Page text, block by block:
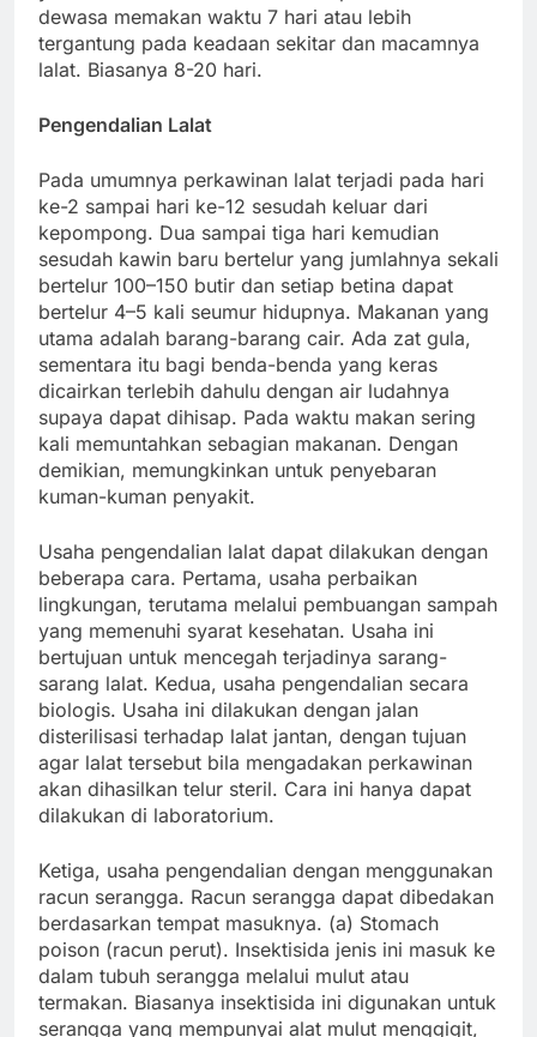
dewasa memakan waktu 7 hari atau lebih
tergantung pada keadaan sekitar dan macamnya
lalat. Biasanya 8-20 hari.
Pengendalian Lalat
Pada umumnya perkawinan lalat terjadi pada hari
ke-2 sampai hari ke-12 sesudah keluar dari
kepompong. Dua sampai tiga hari kemudian
sesudah kawin baru bertelur yang jumlahnya sekali
bertelur 100–150 butir dan setiap betina dapat
bertelur 4–5 kali seumur hidupnya. Makanan yang
utama adalah barang-barang cair. Ada zat gula,
sementara itu bagi benda-benda yang keras
dicairkan terlebih dahulu dengan air ludahnya
supaya dapat dihisap. Pada waktu makan sering
kali memuntahkan sebagian makanan. Dengan
demikian, memungkinkan untuk penyebaran
kuman-kuman penyakit.
Usaha pengendalian lalat dapat dilakukan dengan
beberapa cara. Pertama, usaha perbaikan
lingkungan, terutama melalui pembuangan sampah
yang memenuhi syarat kesehatan. Usaha ini
bertujuan untuk mencegah terjadinya sarang-
sarang lalat. Kedua, usaha pengendalian secara
biologis. Usaha ini dilakukan dengan jalan
disterilisasi terhadap lalat jantan, dengan tujuan
agar lalat tersebut bila mengadakan perkawinan
akan dihasilkan telur steril. Cara ini hanya dapat
dilakukan di laboratorium.
Ketiga, usaha pengendalian dengan menggunakan
racun serangga. Racun serangga dapat dibedakan
berdasarkan tempat masuknya. (a) Stomach
poison (racun perut). Insektisida jenis ini masuk ke
dalam tubuh serangga melalui mulut atau
termakan. Biasanya insektisida ini digunakan untuk
serangga yang mempunyai alat mulut menggigit,